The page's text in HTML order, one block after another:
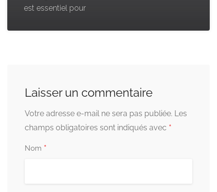
est essentiel pour
Laisser un commentaire
Votre adresse e-mail ne sera pas publiée. Les
champs obligatoires sont indiqués avec *
Nom *